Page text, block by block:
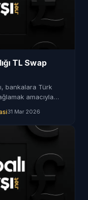
TL Swap
bankalara Türk
amacıyla
31 Mar 2026